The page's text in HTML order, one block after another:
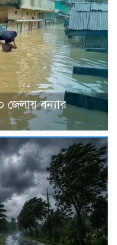
জেলায় বন্যার